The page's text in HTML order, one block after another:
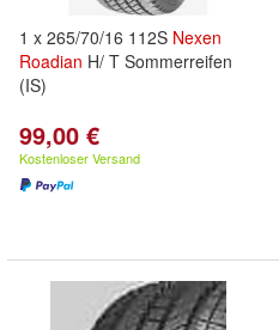
1 x 265/70/16 112S Nexen
Roadian H/ T Sommerreifen
(IS)
99,00 €
Kostenloser Versand